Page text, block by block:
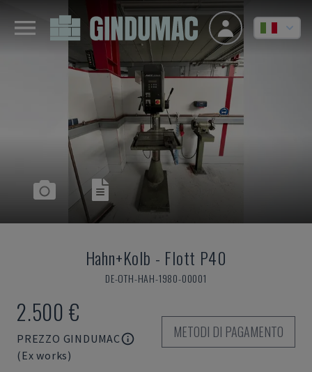
Hahn+Kolb - Flott P40
DE-OTH-HAH-1980-00001
2.500 €
PREZZO GINDUMAC
(Ex works)
METODI DI PAGAMENTO